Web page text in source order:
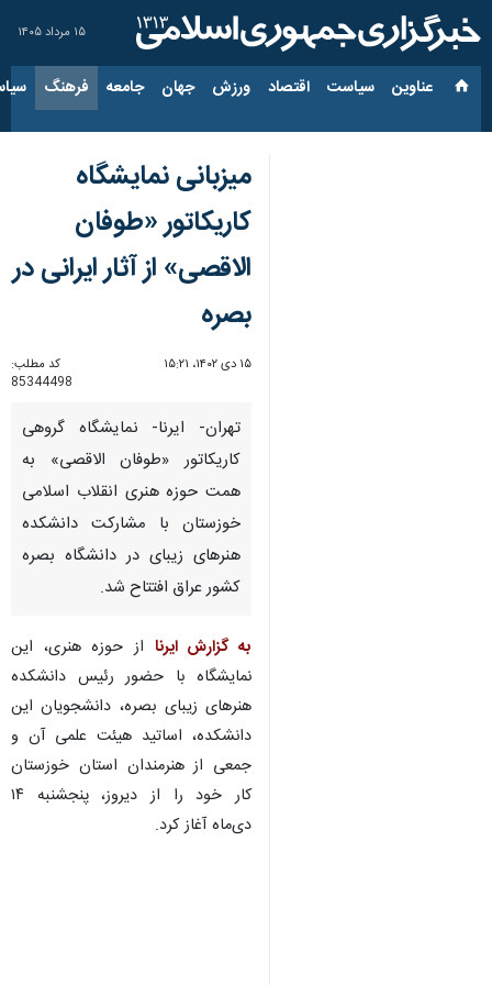
۱۵ مرداد ۱۴۰۵
عناوین‌ سیاست اقتصاد ورزش جهان جامعه فرهنگ
میزبانی نمایشگاه
کاریکاتور «طوفان
الاقصی» از آثار ایرانی در
بصره
۱۵ دی ۱۴۰۲، ۱۵:۲۱
کد مطلب:
85344498
تهران- ایرنا- نمایشگاه گروهی
کاریکاتور «طوفان الاقصی» به
همت حوزه هنری انقلاب اسلامی
خوزستان با مشارکت دانشکده
هنرهای زیبای در دانشگاه بصره
کشور عراق افتتاح شد.
به گزارش ایرنا از حوزه هنری، این
نمایشگاه با حضور رئیس دانشکده
هنرهای زیبای بصره، دانشجویان این
دانشکده، اساتید هیئت علمی آن و
جمعی از هنرمندان استان خوزستان
کار خود را از دیروز، پنجشنبه ۱۴
دی‌ماه آغاز کرد.